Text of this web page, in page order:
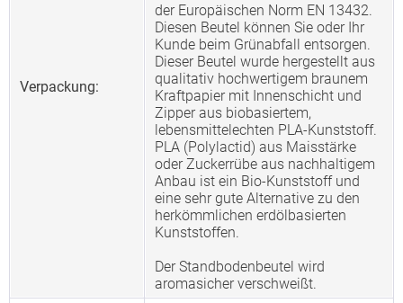
Verpackung:
der Europäischen Norm EN 13432.
Diesen Beutel können Sie oder Ihr
Kunde beim Grünabfall entsorgen.
Dieser Beutel wurde hergestellt aus
qualitativ hochwertigem braunem
Kraftpapier mit Innenschicht und
Zipper aus biobasiertem,
lebensmittelechten PLA-Kunststoff.
PLA (Polylactid) aus Maisstärke
oder Zuckerrübe aus nachhaltigem
Anbau ist ein Bio-Kunststoff und
eine sehr gute Alternative zu den
herkömmlichen erdölbasierten
Kunststoffen.
Der Standbodenbeutel wird
aromasicher verschweißt.